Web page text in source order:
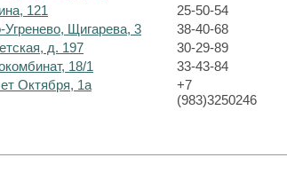
121
25-50-54
Щигарева, 3
38-40-68
д. 197
30-29-89
18/1
33-43-84
Октября, 1а
+7
(983)3250246